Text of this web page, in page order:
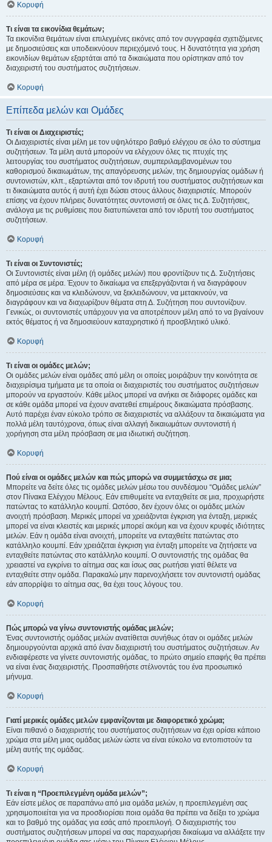
Κορυφή
Τι είναι τα εικονίδια θεμάτων;
Τα εικονίδια θεμάτων είναι επιλεγμένες εικόνες από τον συγγραφέα σχετιζόμενες
με δημοσιεύσεις και υποδεικνύουν περιεχόμενό τους. Η δυνατότητα για χρήση
εικονιδίων θεμάτων εξαρτάται από τα δικαιώματα που ορίστηκαν από τον
διαχειριστή του συστήματος συζητήσεων.
Κορυφή
Επίπεδα μελών και Ομάδες
Τι είναι οι Διαχειριστές;
Οι Διαχειριστές είναι μέλη με τον υψηλότερο βαθμό ελέγχου σε όλο το σύστημα
συζητήσεων. Τα μέλη αυτά μπορούν να ελέγχουν όλες τις πτυχές της
λειτουργίας του συστήματος συζητήσεων, συμπεριλαμβανομένων του
καθορισμού δικαιωμάτων, της απαγόρευσης μελών, της δημιουργίας ομάδων ή
συντονιστών, κλπ., εξαρτώνται από τον ιδρυτή του συστήματος συζητήσεων και
τι δικαιώματα αυτός ή αυτή έχει δώσει στους άλλους διαχειριστές. Μπορούν
επίσης να έχουν πλήρεις δυνατότητες συντονιστή σε όλες τις Δ. Συζητήσεις,
ανάλογα με τις ρυθμίσεις που διατυπώνεται από τον ιδρυτή του συστήματος
συζητήσεων.
Κορυφή
Τι είναι οι Συντονιστές;
Οι Συντονιστές είναι μέλη (ή ομάδες μελών) που φροντίζουν τις Δ. Συζητήσεις
από μέρα σε μέρα. Έχουν το δικαίωμα να επεξεργάζονται ή να διαγράφουν
δημοσιεύσεις και να κλειδώνουν, να ξεκλειδώνουν, να μετακινούν, να
διαγράφουν και να διαχωρίζουν θέματα στη Δ. Συζήτηση που συντονίζουν.
Γενικώς, οι συντονιστές υπάρχουν για να αποτρέπουν μέλη από το να βγαίνουν
εκτός θέματος ή να δημοσιεύουν καταχρηστικό ή προσβλητικό υλικό.
Κορυφή
Τι είναι οι ομάδες μελών;
Οι ομάδες μελών είναι ομάδες από μέλη οι οποίες μοιράζουν την κοινότητα σε
διαχειρίσιμα τμήματα με τα οποία οι διαχειριστές του συστήματος συζητήσεων
μπορούν να εργαστούν. Κάθε μέλος μπορεί να ανήκει σε διάφορες ομάδες και
σε κάθε ομάδα μπορεί να έχουν ανατεθεί επιμέρους δικαιώματα πρόσβασης.
Αυτό παρέχει έναν εύκολο τρόπο σε διαχειριστές να αλλάξουν τα δικαιώματα για
πολλά μέλη ταυτόχρονα, όπως είναι αλλαγή δικαιωμάτων συντονιστή ή
χορήγηση στα μέλη πρόσβαση σε μια ιδιωτική συζήτηση.
Κορυφή
Πού είναι οι ομάδες μελών και πώς μπορώ να συμμετάσχω σε μια;
Μπορείτε να δείτε όλες τις ομάδες μελών μέσω του συνδέσμου “Ομάδες μελών”
στον Πίνακα Ελέγχου Μέλους. Εάν επιθυμείτε να ενταχθείτε σε μια, προχωρήστε
πατώντας το κατάλληλο κουμπί. Ωστόσο, δεν έχουν όλες οι ομάδες μελών
ανοιχτή πρόσβαση. Μερικές μπορεί να χρειάζονται έγκριση για ένταξη, μερικές
μπορεί να είναι κλειστές και μερικές μπορεί ακόμη και να έχουν κρυφές ιδιότητες
μελών. Εάν η ομάδα είναι ανοιχτή, μπορείτε να ενταχθείτε πατώντας στο
κατάλληλο κουμπί. Εάν χρειάζεται έγκριση για ένταξη μπορείτε να ζητήσετε να
ενταχθείτε πατώντας στο κατάλληλο κουμπί. Ο συντονιστής της ομάδας θα
χρειαστεί να εγκρίνει το αίτημα σας και ίσως σας ρωτήσει γιατί θέλετε να
ενταχθείτε στην ομάδα. Παρακαλώ μην παρενοχλήσετε τον συντονιστή ομάδας
εάν απορρίψει το αίτημα σας, θα έχει τους λόγους του.
Κορυφή
Πώς μπορώ να γίνω συντονιστής ομάδας μελών;
Ένας συντονιστής ομάδας μελών ανατίθεται συνήθως όταν οι ομάδες μελών
δημιουργούνται αρχικά από έναν διαχειριστή του συστήματος συζητήσεων. Αν
ενδιαφέρεστε να γίνετε συντονιστής ομάδας, το πρώτο σημείο επαφής θα πρέπει
να είναι ένας διαχειριστής. Προσπαθήστε στέλνοντάς του ένα προσωπικό
μήνυμα.
Κορυφή
Γιατί μερικές ομάδες μελών εμφανίζονται με διαφορετικό χρώμα;
Είναι πιθανό ο διαχειριστής του συστήματος συζητήσεων να έχει ορίσει κάποιο
χρώμα στα μέλη μιας ομάδας μελών ώστε να είναι εύκολο να εντοπιστούν τα
μέλη αυτής της ομάδας.
Κορυφή
Τι είναι η “Προεπιλεγμένη ομάδα μελών”;
Εάν είστε μέλος σε παραπάνω από μια ομάδα μελών, η προεπιλεγμένη σας
χρησιμοποιείται για να προσδιορίσει ποια ομάδα θα πρέπει να δείξει το χρώμα
και το βαθμό της ομάδας για εσάς από προεπιλογή. Ο διαχειριστής του
συστήματος συζητήσεων μπορεί να σας παραχωρήσει δικαίωμα να αλλάξετε την